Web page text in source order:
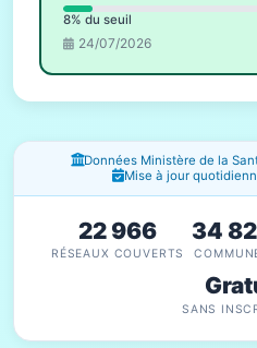
8% du seuil
24/07/2026
FenêtresDonnées Ministère de la
Mise à jour
22 966
RÉSEAUX COUVERTS
34
SANS